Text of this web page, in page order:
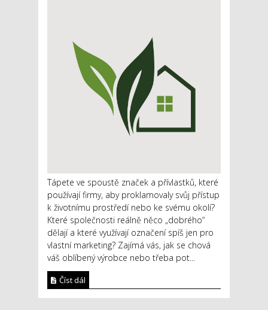
Tápete ve spoustě značek a přívlastků, které
používají firmy, aby proklamovaly svůj přístup
k životnímu prostředí nebo ke svému okolí?
Které společnosti reálně něco „dobrého“
dělají a které využívají označení spíš jen pro
vlastní marketing? Zajímá vás, jak se chová
váš oblíbený výrobce nebo třeba pot...
Číst dál